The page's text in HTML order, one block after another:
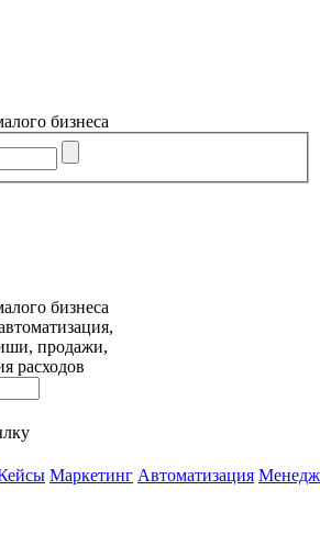
бизнеса
бизнеса
продажи,
расходов
Маркетинг Автоматизация